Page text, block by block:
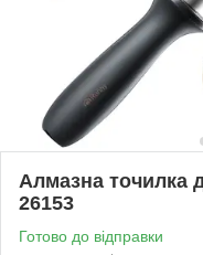
Алмазна точилка
26153
Готово до відправки